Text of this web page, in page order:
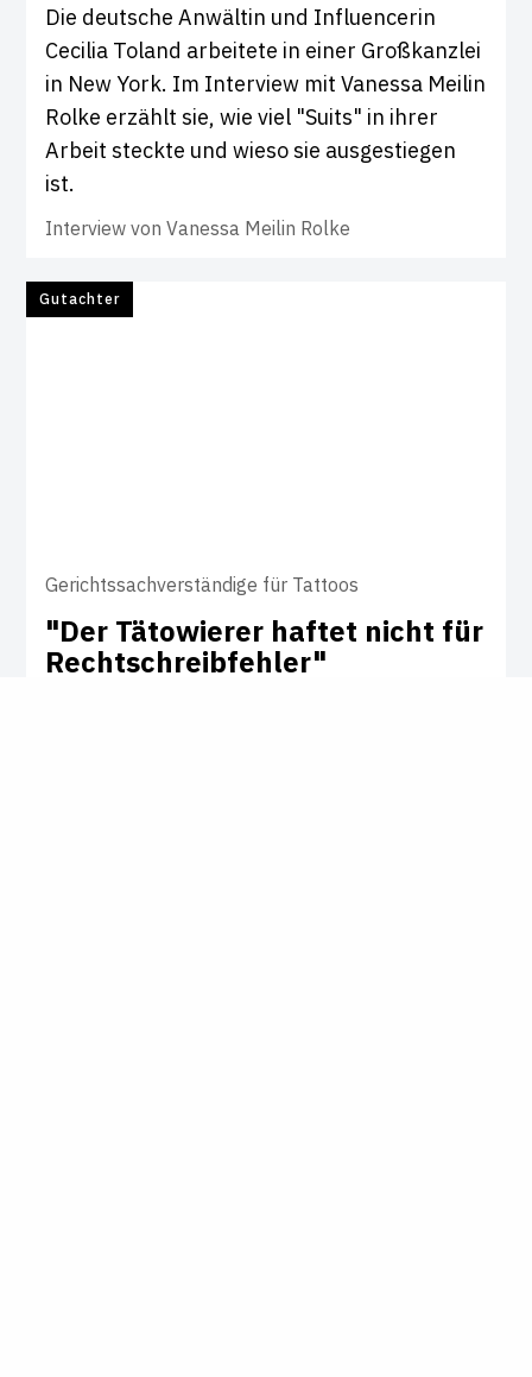
Die deutsche Anwältin und Influencerin
Cecilia Toland arbeitete in einer Großkanzlei
in New York. Im Interview mit Vanessa Meilin
Rolke erzählt sie, wie viel "Suits" in ihrer
Arbeit steckte und wieso sie ausgestiegen
ist.
Interview von Vanessa Meilin Rolke
Gutachter
Gerichtssachverständige für Tattoos
"Der Täto­wierer haftet nicht für
Recht­sch­reib­fehler"